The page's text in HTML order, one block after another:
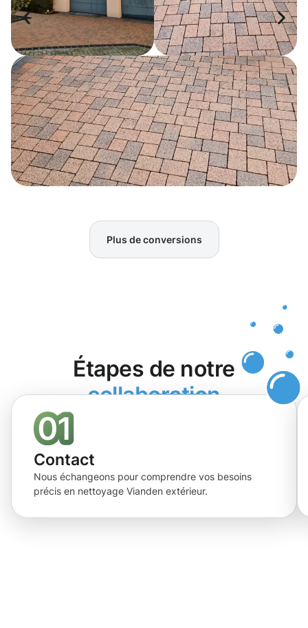
Plus de conversions
Étapes de notre
collaboration
Contact
Nous échangeons pour comprendre vos besoins
précis en nettoyage Vianden extérieur.